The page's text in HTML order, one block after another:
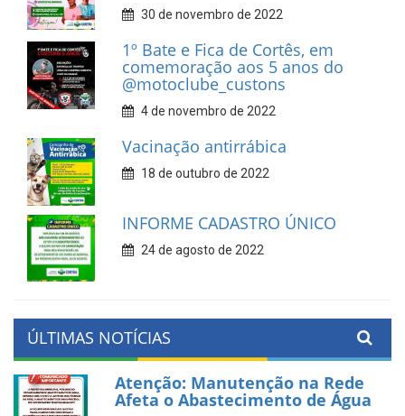
30 de novembro de 2022
1º Bate e Fica de Cortês, em
comemoração aos 5 anos do
@motoclube_custons
4 de novembro de 2022
Vacinação antirrábica
18 de outubro de 2022
INFORME CADASTRO ÚNICO
24 de agosto de 2022
ÚLTIMAS NOTÍCIAS
Atenção: Manutenção na Rede
Afeta o Abastecimento de Água